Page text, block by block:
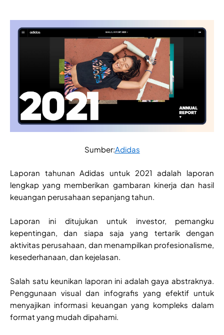
Sumber:Adidas
Laporan tahunan Adidas untuk 2021 adalah laporan
lengkap yang memberikan gambaran kinerja dan hasil
keuangan perusahaan sepanjang tahun.
Laporan ini ditujukan untuk investor, pemangku
kepentingan, dan siapa saja yang tertarik dengan
aktivitas perusahaan, dan menampilkan profesionalisme,
kesederhanaan, dan kejelasan.
Salah satu keunikan laporan ini adalah gaya abstraknya.
Penggunaan visual dan infografis yang efektif untuk
menyajikan informasi keuangan yang kompleks dalam
format yang mudah dipahami.